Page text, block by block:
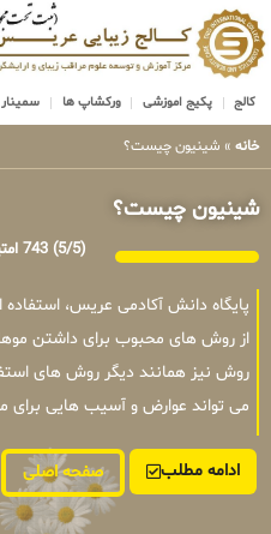
کالج پکیج اموزشی ورکشاپ ها
خانه » شینیون چیست؟
شینیون چیست؟
(5/5) 743 امتیاز
پایگاه دانش آکادمی عریس،
از روش های محبوب برای داشتن
روش نیز همانند دیگر روش های
می تواند عوارض و آسیب هایی برای
ادامه مطلب صفحه اصلی